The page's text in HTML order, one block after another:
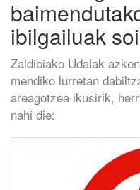
ibilgailuak
Zaldibiako Udalak
mendiko lurretan
areagotzea ikusirik,
nahi die: